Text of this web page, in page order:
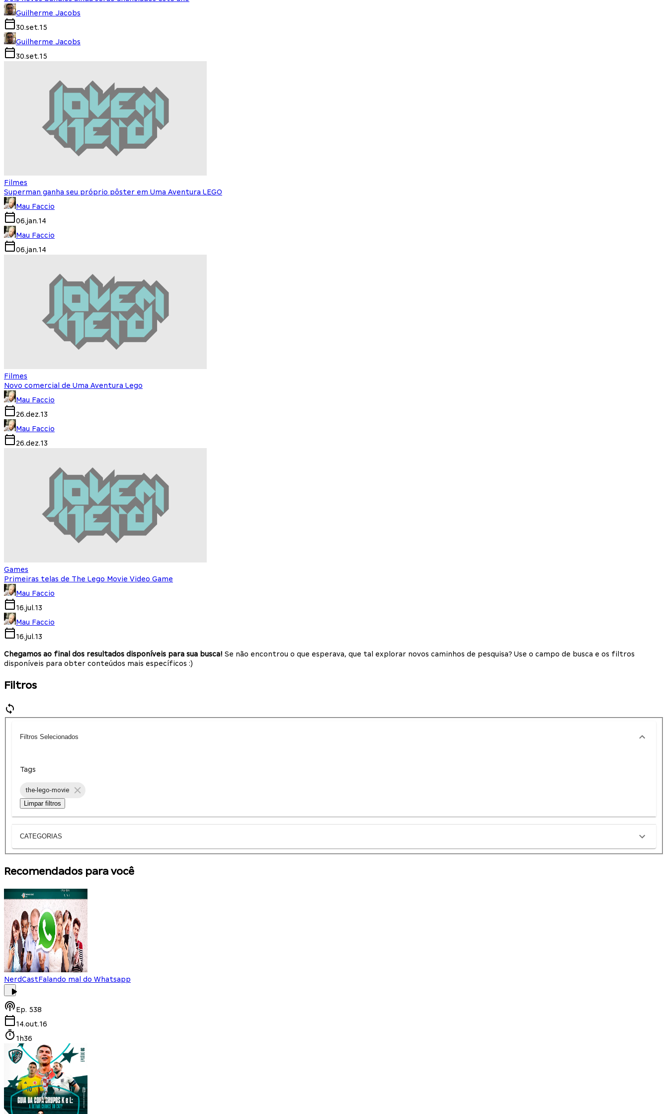
Guilherme Jacobs
30.set.15
Guilherme Jacobs
30.set.15
Filmes
Superman ganha seu próprio pôster em Uma Aventura LEGO
Mau Faccio
06.jan.14
Mau Faccio
06.jan.14
Filmes
Novo comercial de Uma Aventura Lego
Mau Faccio
26.dez.13
Mau Faccio
26.dez.13
Games
Primeiras telas de The Lego Movie Video Game
Mau Faccio
16.jul.13
Mau Faccio
16.jul.13
Chegamos ao final dos resultados disponíveis para sua busca! Se não encontrou o que esperava, que tal explorar novos caminhos de pesquisa? Use o campo de busca e os filtros
disponíveis para obter conteúdos mais específicos :)
Filtros
Filtros Selecionados
Tags
the-lego-movie
Limpar filtros
CATEGORIAS
Recomendados para você
NerdCastFalando mal do Whatsapp
Ep. 538
14.out.16
1h36